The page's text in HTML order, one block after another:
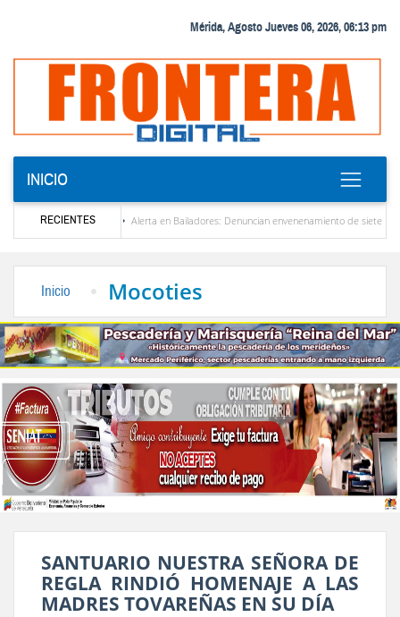
Mérida, Agosto Jueves 06, 2026, 06:13 pm
INICIO
RECIENTES
Alerta en Bailadores: Denuncian envenenamiento de siete mascotas en El
Inicio Mocoties
SANTUARIO NUESTRA SEÑORA DE
REGLA RINDIÓ HOMENAJE A LAS
MADRES TOVAREÑAS EN SU DÍA